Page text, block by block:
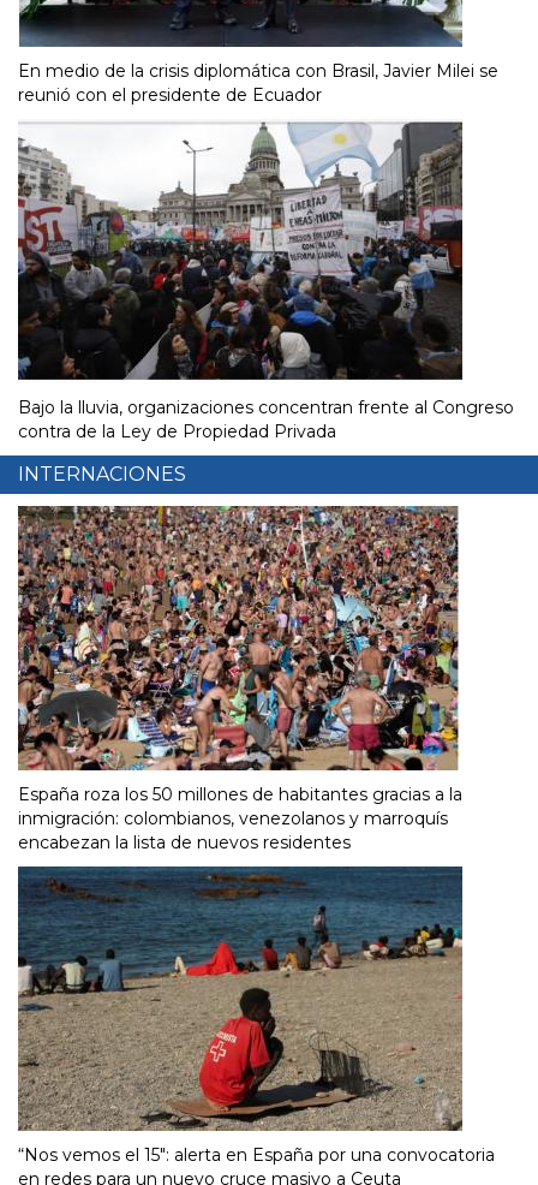
En medio de la crisis diplomática con Brasil, Javier Milei se
reunió con el presidente de Ecuador
Bajo la lluvia, organizaciones concentran frente al Congreso
contra de la Ley de Propiedad Privada
INTERNACIONES
España roza los 50 millones de habitantes gracias a la
inmigración: colombianos, venezolanos y marroquís
encabezan la lista de nuevos residentes
“Nos vemos el 15″: alerta en España por una convocatoria
en redes para un nuevo cruce masivo a Ceuta